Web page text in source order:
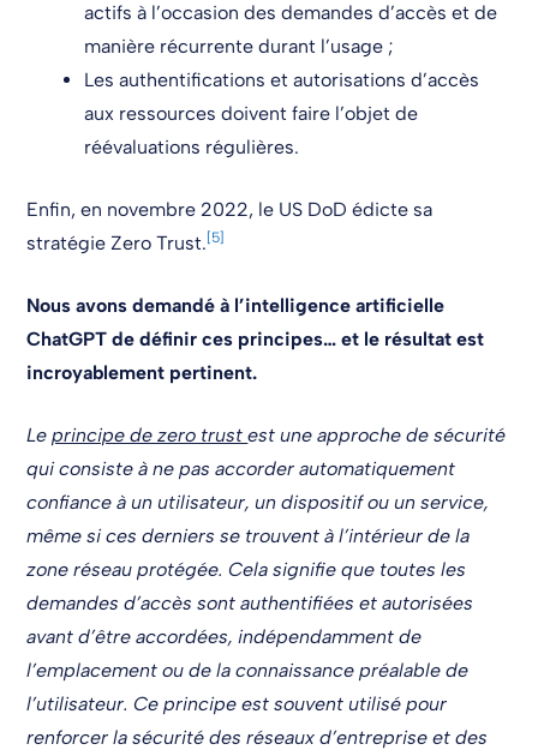
actifs à l’occasion des demandes d’accès et de
manière récurrente durant l’usage ;
Les authentifications et autorisations d’accès
aux ressources doivent faire l’objet de
réévaluations régulières.
Enfin, en novembre 2022, le US DoD édicte sa
stratégie Zero Trust. [5]
Nous avons demandé à l’intelligence artificielle
ChatGPT de définir ces principes… et le résultat est
incroyablement pertinent.
Leprincipe de zero trustest une approche de sécurité
qui consiste à ne pas accorder automatiquement
confiance à un utilisateur, un dispositif ou un service,
même si ces derniers se trouvent à l’intérieur de la
zone réseau protégée. Cela signifie que toutes les
demandes d’accès sont authentifiées et autorisées
avant d’être accordées, indépendamment de
l’emplacement ou de la connaissance préalable de
l’utilisateur. Ce principe est souvent utilisé pour
renforcer la sécurité des réseaux d’entreprise et des